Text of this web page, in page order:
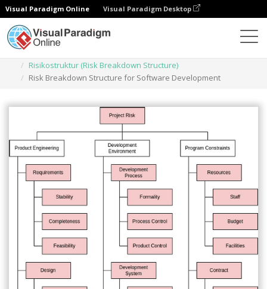
Visual Paradigm Online Visual Paradigm Desktop
Risikostruktur (Risk Breakdown Structure)
Risk Breakdown Structure for Software Development